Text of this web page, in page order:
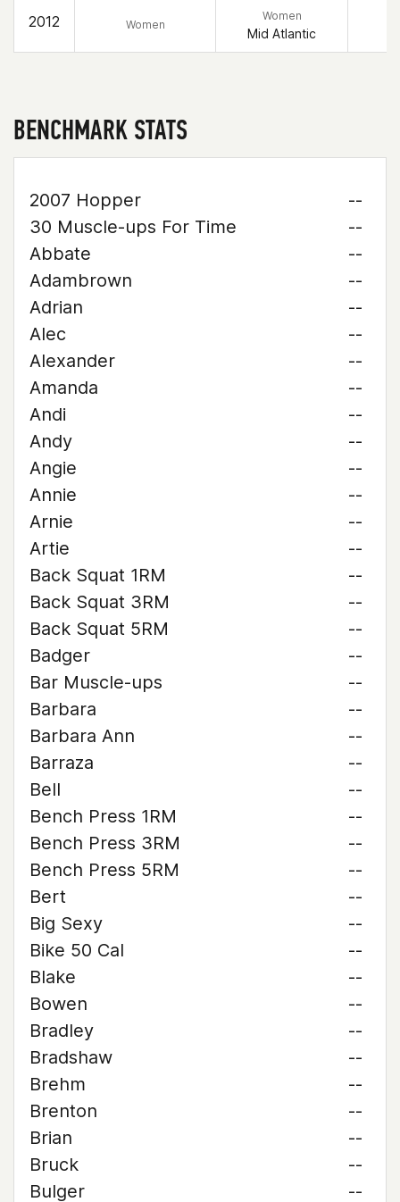
2012 Women
Women
Mid Atlantic
BENCHMARK STATS
2007 Hopper
--
30 Muscle-ups For Time
--
Abbate
--
Adambrown
--
Adrian
--
Alec
--
Alexander
--
Amanda
--
Andi
--
Andy
--
Angie
--
Annie
--
Arnie
--
Artie
--
Back Squat 1RM
--
Back Squat 3RM
--
Back Squat 5RM
--
Badger
--
Bar Muscle-ups
--
Barbara
--
Barbara Ann
--
Barraza
--
Bell
--
Bench Press 1RM
--
Bench Press 3RM
--
Bench Press 5RM
--
Bert
--
Big Sexy
--
Bike 50 Cal
--
Blake
--
Bowen
--
Bradley
--
Bradshaw
--
Brehm
--
Brenton
--
Brian
--
Bruck
--
Bulger
--